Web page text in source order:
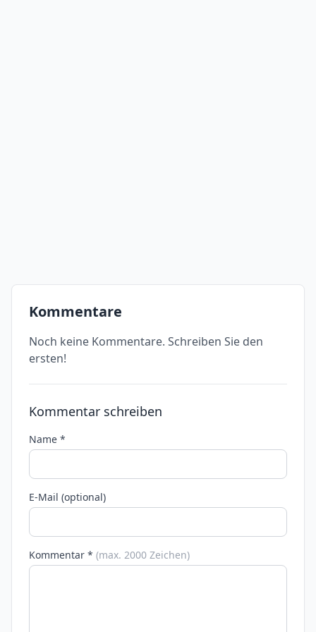
Kommentare
Noch keine Kommentare. Schreiben Sie den
ersten!
Kommentar schreiben
Name *
E-Mail (optional)
Kommentar * (max. 2000 Zeichen)